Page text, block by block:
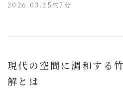
2026.03.25 約7分
現代の空間に調和する
解とは